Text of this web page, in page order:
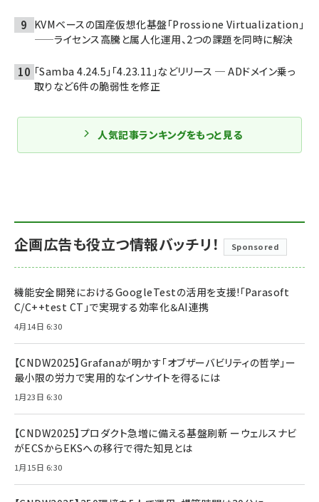
KVMベースの国産仮想化基盤「Prossione Virtualization」
——ライセンス高騰と属人化運用、2つの課題を同時に解決
「Samba 4.24.5」「4.23.11」などリリース ─ ADドメイン乗っ
取りなど6件の脆弱性を修正
人気記事ランキングをもっと見る
企画広告も役立つ情報バッチリ！ Sponsored
機能安全開発におけるGoogleTestの活用を支援!「Parasoft
C/C++test CT」で実現する効率化＆AI連携
4月14日 6:30
【CNDW2025】Grafanaが明かす「オブザーバビリティの哲学」ー
最小限の労力で実用的なインサイトを得るには
1月23日 6:30
【CNDW2025】プロダクト急増に備える基盤刷新 ーウェルスナビ
がECSからEKSへの移行で得た知見とは
1月15日 6:30